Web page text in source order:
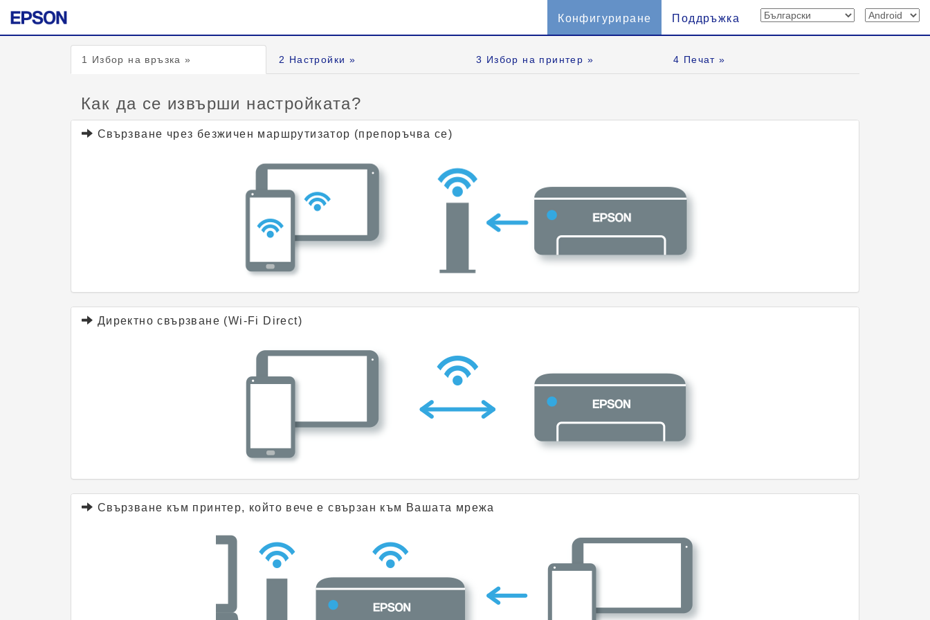
Конфигуриране Поддръжка
1 Избор на връзка » 2 Настройки » 3 Избор на принтер » 4 Печат »
Как да се извърши настройката?
Свързване чрез безжичен маршрутизатор (препоръчва се)
Директно свързване (Wi-Fi Direct)
Свързване към принтер, който вече е свързан към Вашата мрежа